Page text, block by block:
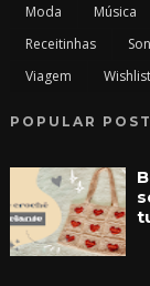
Moda
Música
Receitinhas
Viagem
Wishlist
POPULAR